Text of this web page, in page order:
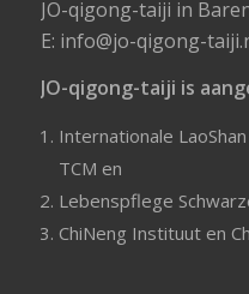
JO-qigong-taiji in
E: info@jo-qigong-
JO-qigong-taiji is
Internationale
TCM en
Lebenspflege
ChiNeng Instituuten